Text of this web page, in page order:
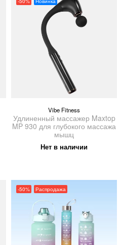
Vibe Fitness
Удлиненный массажер Maxtop
MP 930 для глубокого массажа
мышц
Нет в наличии
-50% Распродажа